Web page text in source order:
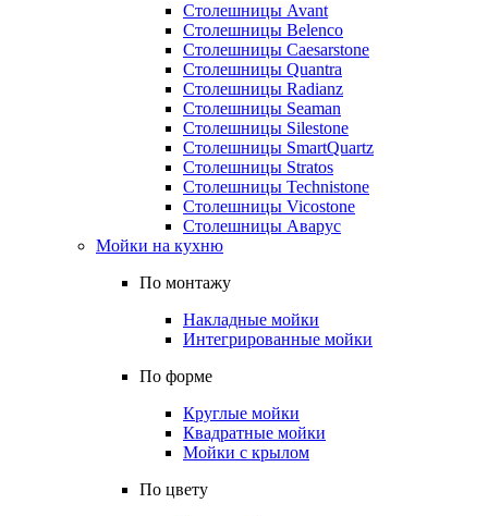
Столешницы Avant
Столешницы Belenco
Столешницы Caesarstone
Столешницы Quantra
Столешницы Radianz
Столешницы Seaman
Столешницы Silestone
Столешницы SmartQuartz
Столешницы Stratos
Столешницы Technistone
Столешницы Vicostone
Столешницы Аварус
Мойки на кухню
По монтажу
Накладные мойки
Интегрированные мойки
По форме
Круглые мойки
Квадратные мойки
Мойки с крылом
По цвету